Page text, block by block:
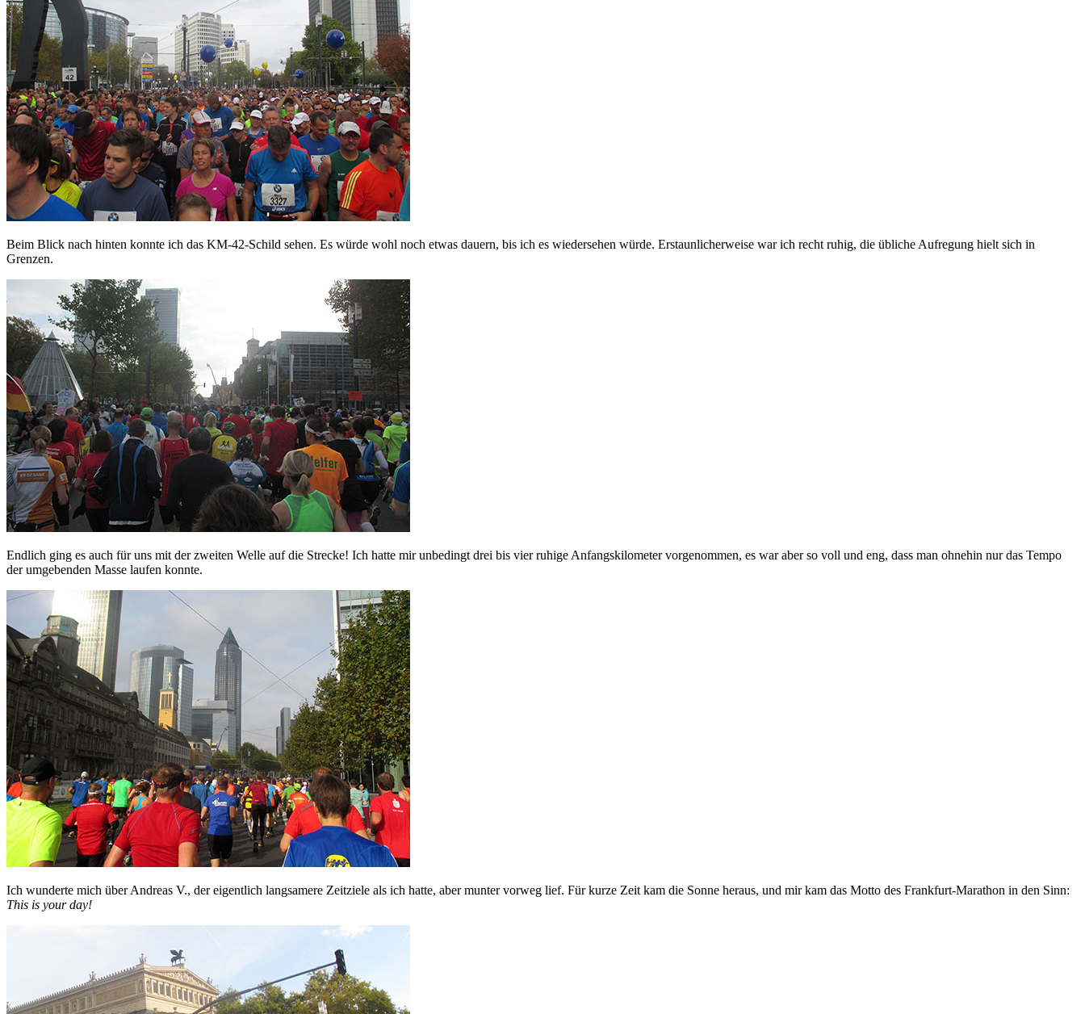
Beim Blick nach hinten konnte ich das KM-42-Schild sehen. Es würde wohl noch etwas dauern, bis ich es wiedersehen würde. Erstaunlicherweise war ich recht ruhig, die übliche Aufregung hielt sich in
Grenzen.
Endlich ging es auch für uns mit der zweiten Welle auf die Strecke! Ich hatte mir unbedingt drei bis vier ruhige Anfangskilometer vorgenommen, es war aber so voll und eng, dass man ohnehin nur das Tempo
der umgebenden Masse laufen konnte.
Ich wunderte mich über Andreas V., der eigentlich langsamere Zeitziele als ich hatte, aber munter vorweg lief. Für kurze Zeit kam die Sonne heraus, und mir kam das Motto des Frankfurt-Marathon in den Sinn:
This is your day!